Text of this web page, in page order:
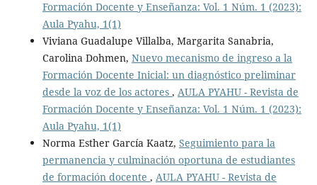
Formación Docente y Enseñanza: Vol. 1 Núm. 1 (2023):
Aula Pyahu, 1(1)
Viviana Guadalupe Villalba, Margarita Sanabria,
Carolina Dohmen, Nuevo mecanismo de ingreso a la
Formación Docente Inicial: un diagnóstico preliminar
desde la voz de los actores , AULA PYAHU - Revista de
Formación Docente y Enseñanza: Vol. 1 Núm. 1 (2023):
Aula Pyahu, 1(1)
Norma Esther García Kaatz, Seguimiento para la
permanencia y culminación oportuna de estudiantes
de formación docente , AULA PYAHU - Revista de